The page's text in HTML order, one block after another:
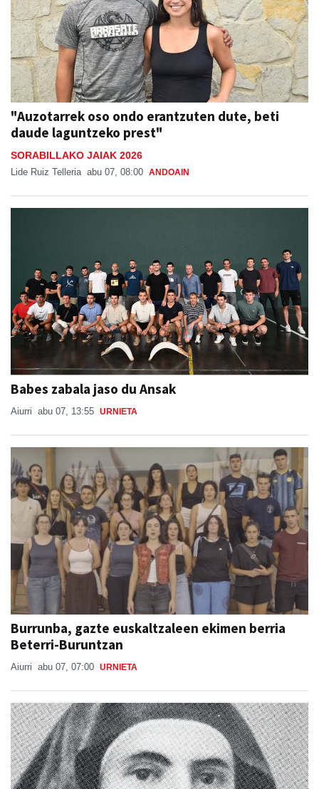
"Auzotarrek oso ondo erantzuten dute, beti
daude laguntzeko prest"
SORABILLAKO JAIAK 2026
Lide Ruiz Telleria abu 07, 08:00 ANDOAIN
Babes zabala jaso du Ansak
Aiurri abu 07, 13:55 URNIETA
Burrunba, gazte euskaltzaleen ekimen berria
Beterri-Buruntzan
Aiurri abu 07, 07:00 URNIETA